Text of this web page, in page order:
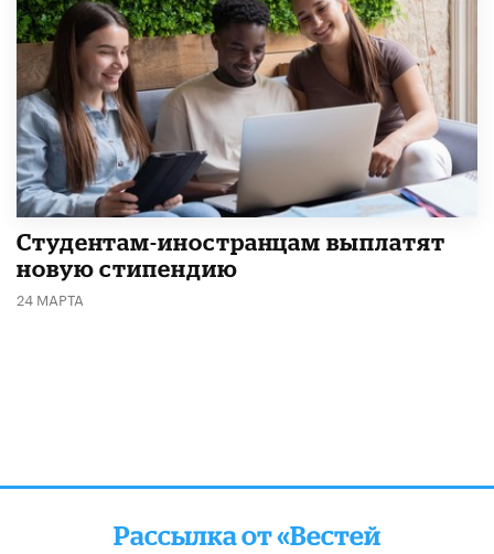
Студентам-иностранцам выплатят
новую стипендию
24 МАРТА
Рассылка от «Вестей